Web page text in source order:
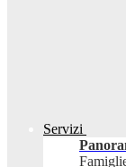
Servizi